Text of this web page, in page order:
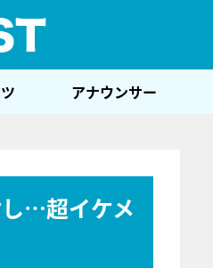
アナウンサー
…超イケメ